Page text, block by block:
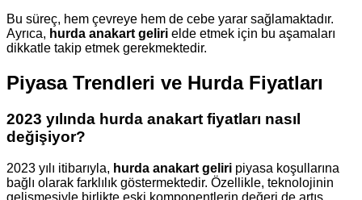
Bu süreç, hem çevreye hem de cebe yarar sağlamaktadır.
Ayrıca, hurda anakart geliri elde etmek için bu aşamaları
dikkatle takip etmek gerekmektedir.
Piyasa Trendleri ve Hurda Fiyatları
2023 yılında hurda anakart fiyatları nasıl
değişiyor?
2023 yılı itibarıyla, hurda anakart geliri piyasa koşullarına
bağlı olarak farklılık göstermektedir. Özellikle, teknolojinin
gelişmesiyle birlikte eski komponentlerin değeri de artış